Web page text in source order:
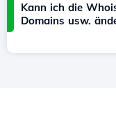
Kann ich die
Domains usw.